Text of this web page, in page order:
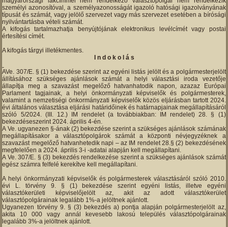
személyi azonosítóval, a személyazonosságát igazoló hatósági igazolványának
típusát és számát, vagy jelölő szervezet vagy más szervezet esetében a bírósági
nyilvántartásba vételi számát.
A kifogás tartalmazhatja benyújtójának elektronikus levélcímét vagy postai
értesítési címét.
A kifogás tárgyi illetékmentes.
I n d o k o l á s
AVe. 307/E. § (1) bekezdése szerint az egyéni listás jelölt és a polgármesterjelölt
állításához szükséges ajánlások számát a helyi választási iroda vezetője
állapítja meg a szavazást megelőző hatvanhatodik napon, azazaz Európai
Parlament tagjainak, a helyi önkormányzati képviselők és polgármesterek,
valamint a nemzetiségi önkormányzati képviselők közös eljárásban tartott 2024.
évi általános választása eljárási határidőinek és határnapjainak megállapításáról
szóló 5/2024. (III. 12.) IM rendelet (a továbbiakban: IM rendelet) 28. § (1)
bekezdéseszerint 2024. április 4-én.
A Ve. ugyanezen §-ának (2) bekezdése szerint a szükséges ajánlások számának
megállapításakor a választópolgárok számát a központi névjegyzéknek a
szavazást megelőző hatvanhetedik napi – az IM rendelet 28.§ (2) bekezdésének
megfelelően a 2024. április 3-i -adatai alapján kell megállapítani.
A Ve. 307/E. § (3) bekezdés rendelkezése szerint a szükséges ajánlások számát
egész számra felfelé kerekítve kell megállapítani.
A helyi önkormányzati képviselők és polgármesterek választásáról szóló 2010.
évi L. törvény 9. § (1) bekezdése szerint egyéni listás, illetve egyéni
választókerületi képviselőjelölt az, akit az adott választókerület
választópolgárainak legalább 1%-a jelöltnek ajánlott.
Ugyanezen törvény 9. § (3) bekezdés a) pontja alapján polgármesterjelölt az,
akita 10 000 vagy annál kevesebb lakosú település választópolgárainak
legalább 3%-a jelöltnek ajánlott.